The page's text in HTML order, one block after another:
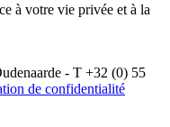
à votre vie privée et à la
- T +32 (0) 55
de confidentialité